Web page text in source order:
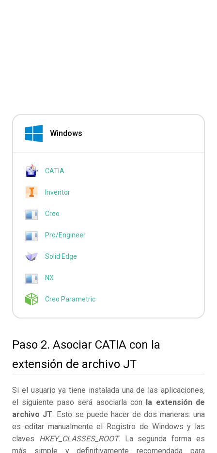
Windows
CATIA
Inventor
Creo
Pro/Engineer
Solid Edge
NX
Creo Parametric
Paso 2. Asociar CATIA con la
extensión de archivo JT
Si el usuario ya tiene instalada una de las aplicaciones,
el siguiente paso será asociarla con la extensión de
archivo JT. Esto se puede hacer de dos maneras: una
es editar manualmente el Registro de Windows y las
claves HKEY_CLASSES_ROOT. La segunda forma es
más simple y definitivamente recomendada para